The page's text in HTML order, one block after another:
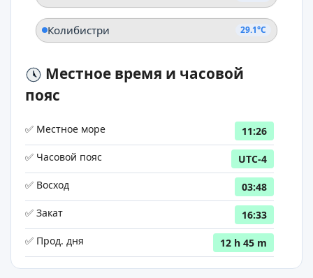
Колибистри 29.1°C
Местное время и часовой
пояс
✅ Местное море
11:26
✅ Часовой пояс
UTC-4
✅ Восход
03:48
✅ Закат
16:33
✅ Прод. дня
12 h 45 m